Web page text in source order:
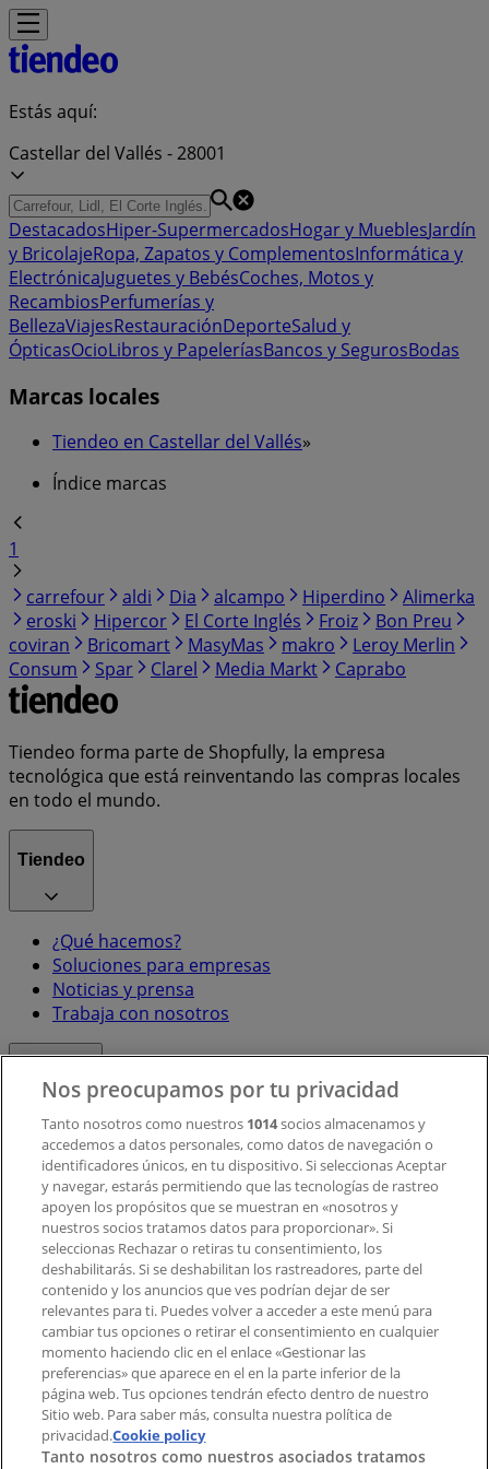
Estás aquí:
Castellar del Vallés - 28001
DestacadosHiper-SupermercadosHogar y MueblesJardín
y BricolajeRopa, Zapatos y ComplementosInformática y
ElectrónicaJuguetes y BebésCoches, Motos y
RecambiosPerfumerías y
BellezaViajesRestauraciónDeporteSalud y
ÓpticasOcioLibros y PapeleríasBancos y SegurosBodas
Marcas locales
Tiendeo en Castellar del Vallés»
Índice marcas
1
carrefour
aldi Dia alcampo Hiperdino
Alimerka
eroski
Hipercor El Corte Inglés Froiz
Bon Preu
coviran
Bricomart MasyMas makro
Leroy Merlin
Consum
Spar Clarel Media Markt Caprabo
Tiendeo forma parte de Shopfully, la empresa
tecnológica que está reinventando las compras locales
en todo el mundo.
Tiendeo
¿Qué hacemos?
Soluciones para empresas
Noticias y prensa
Trabaja con nosotros
Contacto comercial y de marketing
Tienda mal colocada en el mapa
Notificar un folleto
¿Encontraste un problema en la web o en la
aplicación?
Índices
Marcas
Marcas locales
Negocios
Negocios cercanos
Nos preocupamos por tu privacidad
Tanto nosotros como nuestros 1014socios almacenamos y
accedemos a datos personales, como datos de navegación o
identificadores únicos, en tu dispositivo. Si seleccionas Aceptar
y navegar, estarás permitiendo que las tecnologías de rastreo
apoyen los propósitos que se muestran en «nosotros y
nuestros socios tratamos datos para proporcionar». Si
seleccionas Rechazar o retiras tu consentimiento, los
deshabilitarás. Si se deshabilitan los rastreadores, parte del
contenido y los anuncios que ves podrían dejar de ser
relevantes para ti. Puedes volver a acceder a este menú para
cambiar tus opciones o retirar el consentimiento en cualquier
momento haciendo clic en el enlace «Gestionar las
preferencias» que aparece en el en la parte inferior de la
página web. Tus opciones tendrán efecto dentro de nuestro
Sitio web. Para saber más, consulta nuestra política de
privacidad.Cookie policy
Tanto nosotros como nuestros asociados tratamos